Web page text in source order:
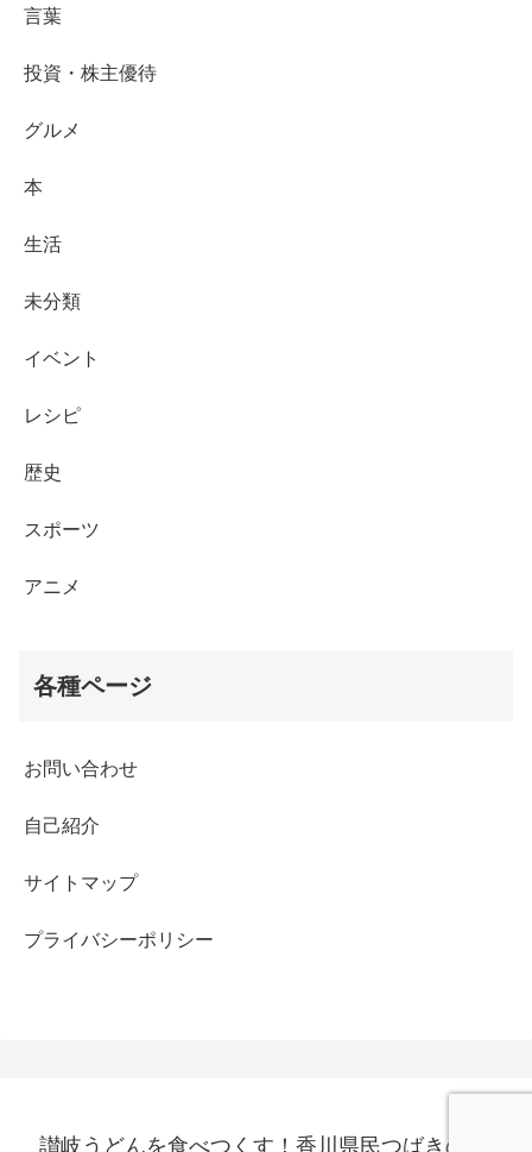
言葉
投資・株主優待
グルメ
本
生活
未分類
イベント
レシピ
歴史
スポーツ
アニメ
各種ページ
お問い合わせ
自己紹介
サイトマップ
プライバシーポリシー
讃岐うどんを食べつくす！香川県民つばきのブロ